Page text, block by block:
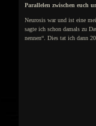
Parallelen zwischen euch
Neurosis war und ist eine
sagte ich schon damals zu
nennen“. Dies tat ich dann